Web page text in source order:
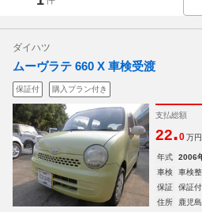
ダイハツ
ムーヴラテ 660 X 車検受渡
保証付 購入プラン付き
支払総額
22.0 万円
年式 2006
車検
車検
保証
保証付
住所
鹿児